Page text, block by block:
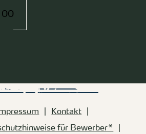
00
Kontakt
für Bewerber*